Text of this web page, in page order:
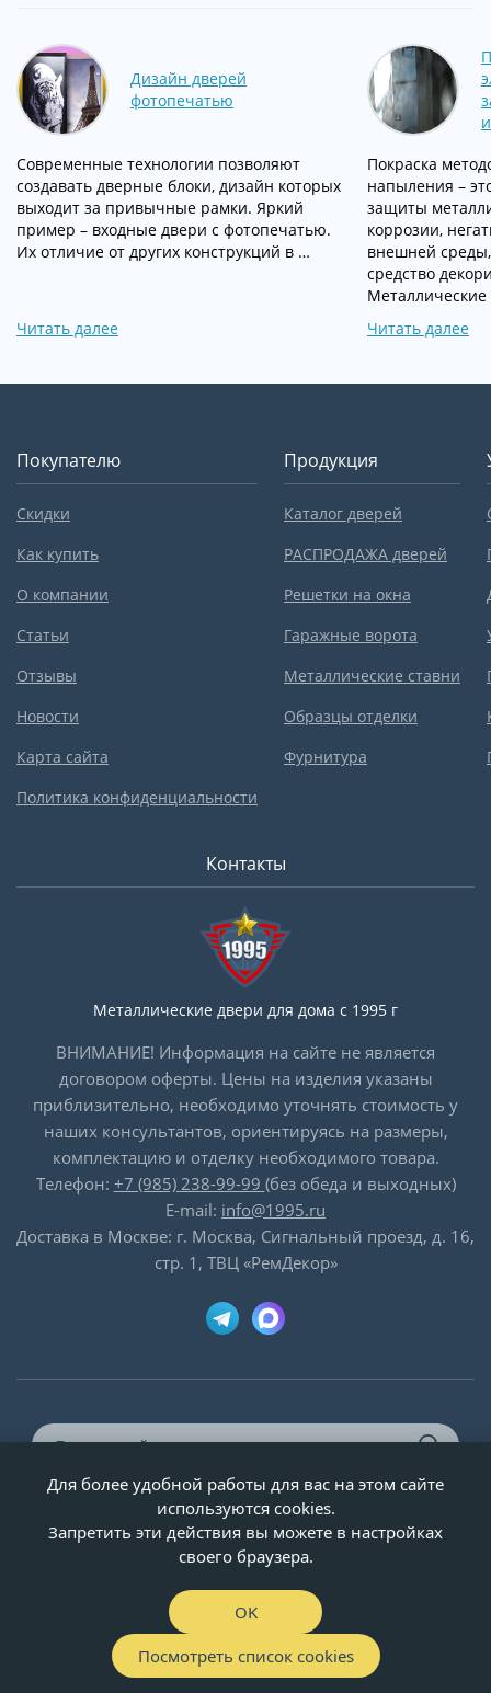
Дизайн дверей
фотопечатью
Современные технологии позволяют
создавать дверные блоки, дизайн которых
выходит за привычные рамки. Яркий
пример – входные двери с фотопечатью.
Их отличие от других конструкций в …
Читать далее
Покраска
напыления –
защиты
коррозии,
внешней
средство
Читать далее
Покупателю
Скидки
Как купить
О компании
Статьи
Отзывы
Новости
Карта сайта
Политика конфиденциальности
Продукция
Каталог дверей
РАСПРОДАЖА дверей
Решетки на окна
Гаражные ворота
Металлические ставни
Образцы отделки
Фурнитура
Контакты
Металлические двери для дома с 1995 г
ВНИМАНИЕ! Информация на сайте не является
договором оферты. Цены на изделия указаны
приблизительно, необходимо уточнять стоимость у
наших консультантов, ориентируясь на размеры,
комплектацию и отделку необходимого товара.
Телефон: +7 (985) 238-99-99 (без обеда и выходных)
E-mail: info@1995.ru
Доставка в Москве: г. Москва, Сигнальный проезд, д. 16,
стр. 1, ТВЦ «РемДекор»
© ООО «Двери-и-точка», ИНН 5020092947, 1995-2026 г.
Для более удобной работы для вас на этом сайте
используются cookies.
Запретить эти действия вы можете в настройках
своего браузера.
OK
Посмотреть список cookies